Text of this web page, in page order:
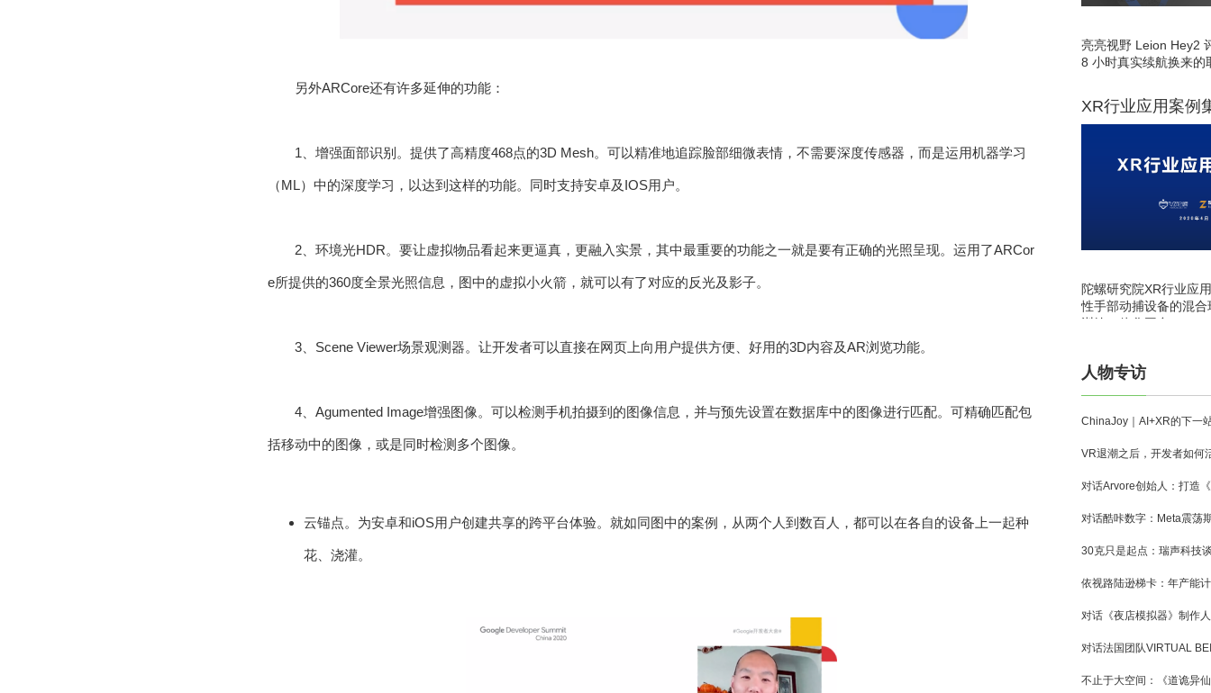
另外ARCore还有许多延伸的功能：
1、增强面部识别。提供了高精度468点的3D Mesh。可以精准地追踪脸部细微表情，不需要深度传感器，而是运用机器学习
（ML）中的深度学习，以达到这样的功能。同时支持安卓及IOS用户。
2、环境光HDR。要让虚拟物品看起来更逼真，更融入实景，其中最重要的功能之一就是要有正确的光照呈现。运用了ARCor
e所提供的360度全景光照信息，图中的虚拟小火箭，就可以有了对应的反光及影子。
3、Scene Viewer场景观测器。让开发者可以直接在网页上向用户提供方便、好用的3D内容及AR浏览功能。
4、Agumented Image增强图像。可以检测手机拍摄到的图像信息，并与预先设置在数据库中的图像进行匹配。可精确匹配包
括移动中的图像，或是同时检测多个图像。
云锚点。为安卓和iOS用户创建共享的跨平台体验。就如同图中的案例，从两个人到数百人，都可以在各自的设备上一起种
花、浇灌。
亮亮视野 Leion Hey2
8 小时真实续航换来的
XR行业应用案例
陀螺研究院XR行业应
性手部动捕设备的混
训练一体化平台
人物专访